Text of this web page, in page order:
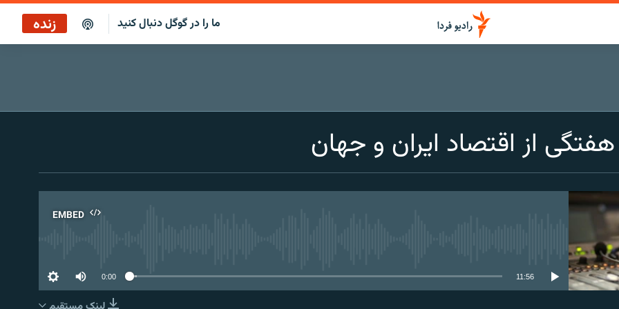
ما را در گوگل دنبال کنید زنده
از اقتصاد ایران و جهان
EMBED
0:00 11:56